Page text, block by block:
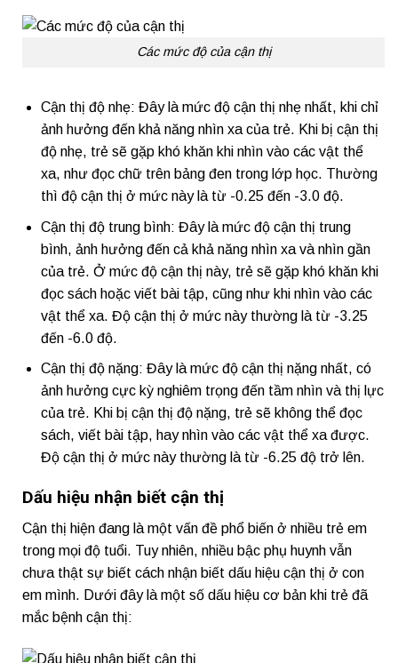
Các mức độ của cận thị
Cận thị độ nhẹ: Đây là mức độ cận thị nhẹ nhất, khi chỉ
ảnh hưởng đến khả năng nhìn xa của trẻ. Khi bị cận thị
độ nhẹ, trẻ sẽ gặp khó khăn khi nhìn vào các vật thể
xa, như đọc chữ trên bảng đen trong lớp học. Thường
thì độ cận thị ở mức này là từ -0.25 đến -3.0 độ.
Cận thị độ trung bình: Đây là mức độ cận thị trung
bình, ảnh hưởng đến cả khả năng nhìn xa và nhìn gần
của trẻ. Ở mức độ cận thị này, trẻ sẽ gặp khó khăn khi
đọc sách hoặc viết bài tập, cũng như khi nhìn vào các
vật thể xa. Độ cận thị ở mức này thường là từ -3.25
đến -6.0 độ.
Cận thị độ nặng: Đây là mức độ cận thị nặng nhất, có
ảnh hưởng cực kỳ nghiêm trọng đến tầm nhìn và thị lực
của trẻ. Khi bị cận thị độ nặng, trẻ sẽ không thể đọc
sách, viết bài tập, hay nhìn vào các vật thể xa được.
Độ cận thị ở mức này thường là từ -6.25 độ trở lên.
Dấu hiệu nhận biết cận thị
Cận thị hiện đang là một vấn đề phổ biến ở nhiều trẻ em
trong mọi độ tuổi. Tuy nhiên, nhiều bậc phụ huynh vẫn
chưa thật sự biết cách nhận biết dấu hiệu cận thị ở con
em mình. Dưới đây là một số dấu hiệu cơ bản khi trẻ đã
mắc bệnh cận thị: